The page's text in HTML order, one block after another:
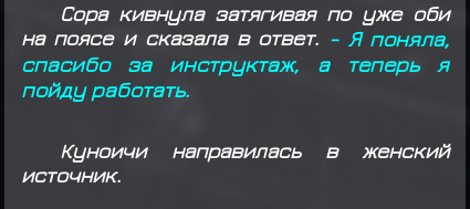
Сора кивнула затягивая по уже оби
на поясе и сказала в ответ. - Я поняла,
спасибо за инструктаж, а теперь я
пойду работать.
Куноичи направилась в женский
источник.